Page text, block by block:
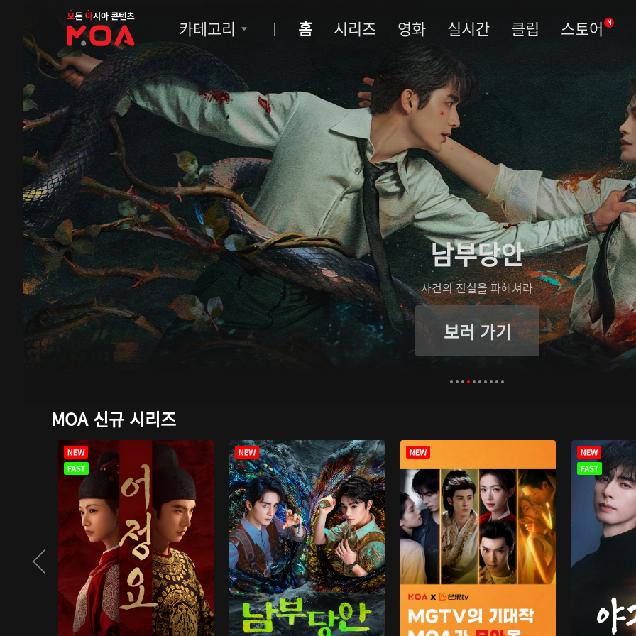
MOA
카테고리 홈 시리즈 영화 실시간 클립 스토어 N
남부당안
사건의 진실을 파헤쳐라
보러 가기
MOA 신규 시리즈